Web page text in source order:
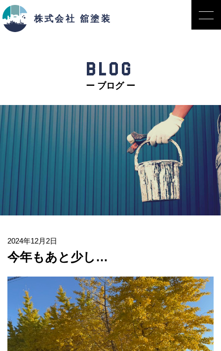
株式会社 舘塗装
BLOG
ー ブログ ー
2024年12月2日
今年もあと少し…